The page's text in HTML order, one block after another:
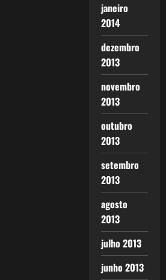
janeiro
2014
dezembro
2013
novembro
2013
outubro
2013
setembro
2013
agosto
2013
julho 2013
junho 2013